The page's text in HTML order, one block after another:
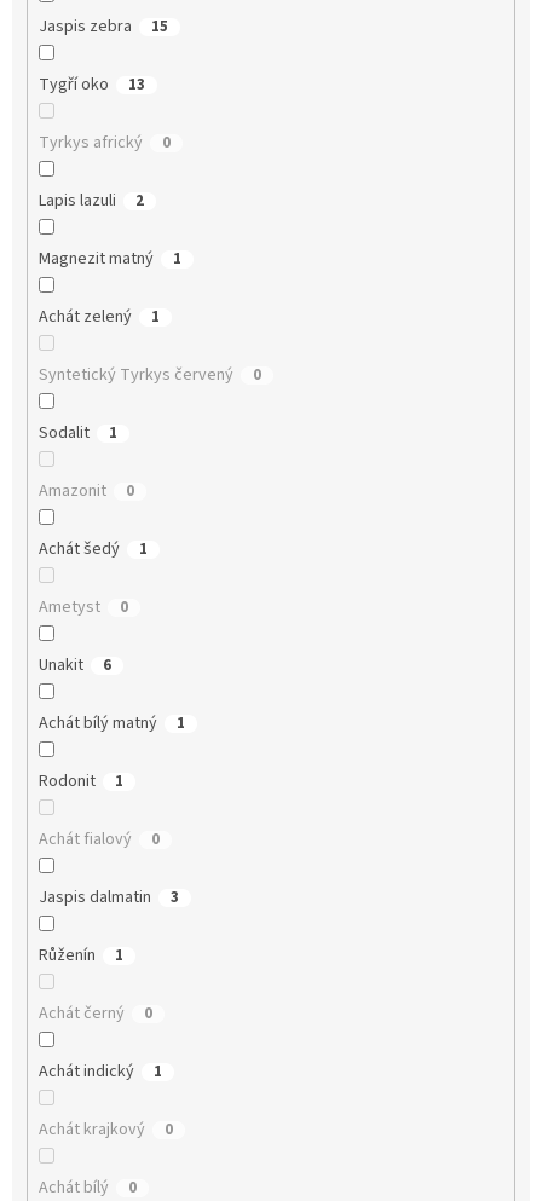
Jaspis zebra 15
Tygří oko 13
Tyrkys africký 0
Lapis lazuli 2
Magnezit matný 1
Achát zelený 1
Syntetický Tyrkys červený 0
Sodalit 1
Amazonit 0
Achát šedý 1
Ametyst 0
Unakit 6
Achát bílý matný 1
Rodonit 1
Achát fialový 0
Jaspis dalmatin 3
Růženín 1
Achát černý 0
Achát indický 1
Achát krajkový 0
Achát bílý 0